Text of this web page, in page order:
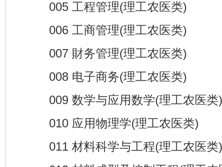
005 工程管理(理工农医类)
006 工商管理(理工农医类)
007 財务管理(理工农医类)
008 电子商务(理工农医类)
009 数学与应用数学(理工农医类)
010 应用物理学(理工农医类)
011 材料科学与工程(理工农医类)